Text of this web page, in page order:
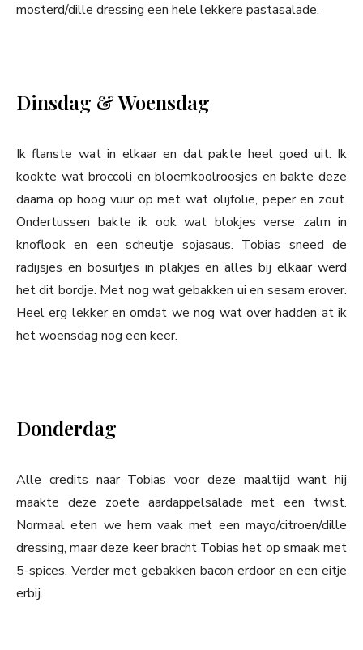
mosterd/dille dressing een hele lekkere pastasalade.
Dinsdag & Woensdag
Ik flanste wat in elkaar en dat pakte heel goed uit. Ik
kookte wat broccoli en bloemkoolroosjes en bakte deze
daarna op hoog vuur op met wat olijfolie, peper en zout.
Ondertussen bakte ik ook wat blokjes verse zalm in
knoflook en een scheutje sojasaus. Tobias sneed de
radijsjes en bosuitjes in plakjes en alles bij elkaar werd
het dit bordje. Met nog wat gebakken ui en sesam erover.
Heel erg lekker en omdat we nog wat over hadden at ik
het woensdag nog een keer.
Donderdag
Alle credits naar Tobias voor deze maaltijd want hij
maakte deze zoete aardappelsalade met een twist.
Normaal eten we hem vaak met een mayo/citroen/dille
dressing, maar deze keer bracht Tobias het op smaak met
5-spices. Verder met gebakken bacon erdoor en een eitje
erbij.